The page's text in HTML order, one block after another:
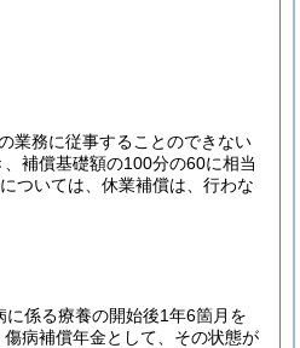
業務に従事することのできない
補償基礎額の100分の60に相当
ついては、休業補償は、行わな
係る療養の開始後1年6箇月を
病補償年金として、その状態が